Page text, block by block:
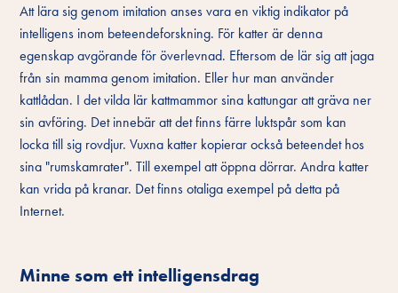
Att lära sig genom imitation anses vara en viktig indikator på
intelligens inom beteendeforskning. För katter är denna
egenskap avgörande för överlevnad. Eftersom de lär sig att jaga
från sin mamma genom imitation. Eller hur man använder
kattlådan. I det vilda lär kattmammor sina kattungar att gräva ner
sin avföring. Det innebär att det finns färre luktspår som kan
locka till sig rovdjur. Vuxna katter kopierar också beteendet hos
sina "rumskamrater". Till exempel att öppna dörrar. Andra katter
kan vrida på kranar. Det finns otaliga exempel på detta på
Internet.
Minne som ett intelligensdrag